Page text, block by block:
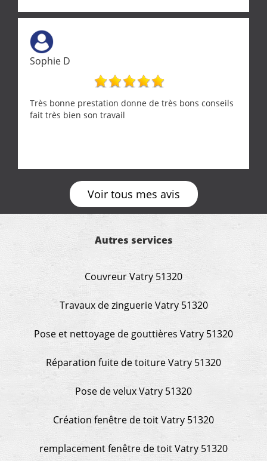
tourterelle et s’est ensuite patiemment occupé de
l’oiseau jusqu’à ce qu’il reprenne ses esprits et
puisse s’envoler. Après quoi il a procédé au
ramonage de notre insert avec dextérité et une
grande propreté, nous gratifiant également de
nombreux conseils concernant d’autres sujets. Un
entrepreneur comme on souhaite en rencontrer.
Encore un grand merci à lui.
Sophie D
Très bonne prestation donne de très bons conseils
fait très bien son travail
Voir tous mes avis
Autres services
Couvreur Vatry 51320
Travaux de zinguerie Vatry 51320
Pose et nettoyage de gouttières Vatry 51320
Réparation fuite de toiture Vatry 51320
Pose de velux Vatry 51320
Création fenêtre de toit Vatry 51320
remplacement fenêtre de toit Vatry 51320